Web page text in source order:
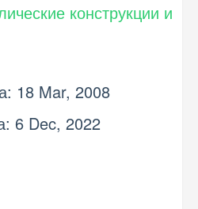
конструкции и
18 Mar, 2008
6 Dec, 2022